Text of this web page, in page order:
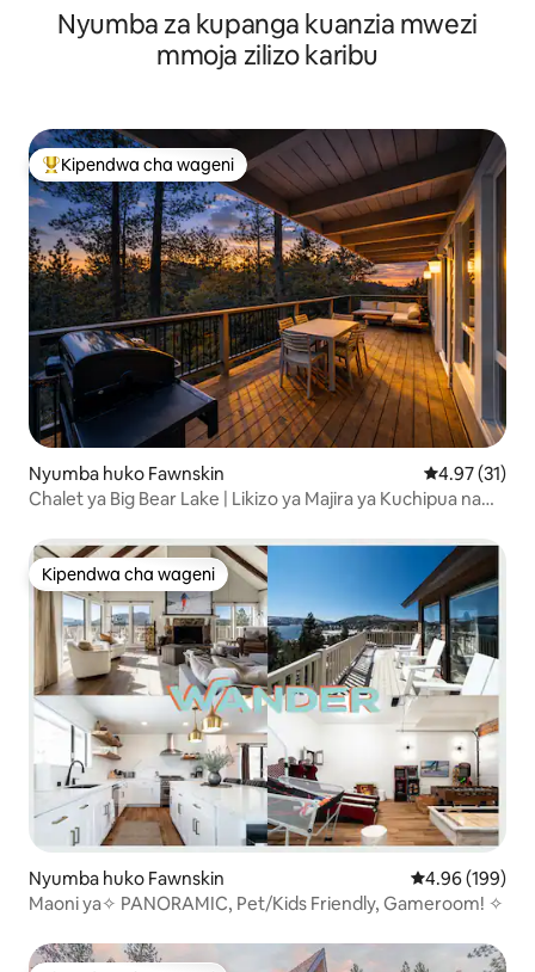
Nyumba za kupanga kuanzia mwezi
mmoja zilizo karibu
Kipendwa maarufu cha wageni
Kipendwa cha wageni
Nyumba huko Fawnskin Ukadiriaji wa
4.97 (31)
Chalet ya Big Bear Lake | Likizo ya Majira ya Kuchipua na
Kipendwa cha wageni
Kipendwa cha wageni
Nyumba huko Fawnskin Ukadiriaji wa
4.96 (199)
Maoni ya✧ PANORAMIC, Pet/Kids Friendly, Gameroom! ✧